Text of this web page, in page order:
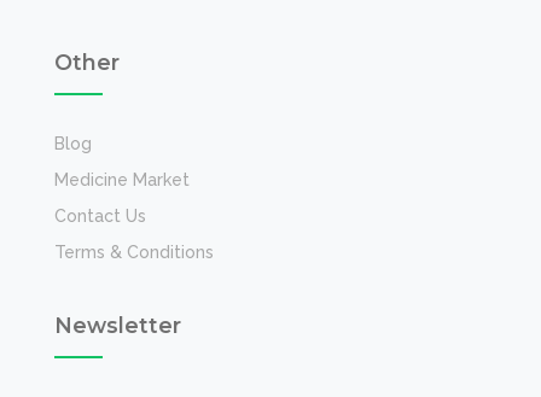
Other
Blog
Medicine Market
Contact Us
Terms & Conditions
Newsletter